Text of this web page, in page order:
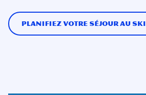
Planifiez votre séjour au ski